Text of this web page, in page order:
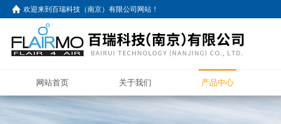
欢迎来到百瑞科技（南京）有限公司网站 ！
网站首页 关于我们 产品中心